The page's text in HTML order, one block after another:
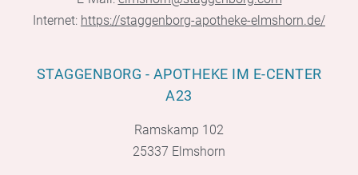
Internet: https://staggenborg-apotheke-elmshorn.de/
STAGGENBORG - APOTHEKE IM E-CENTER
A23
Ramskamp 102
25337 Elmshorn